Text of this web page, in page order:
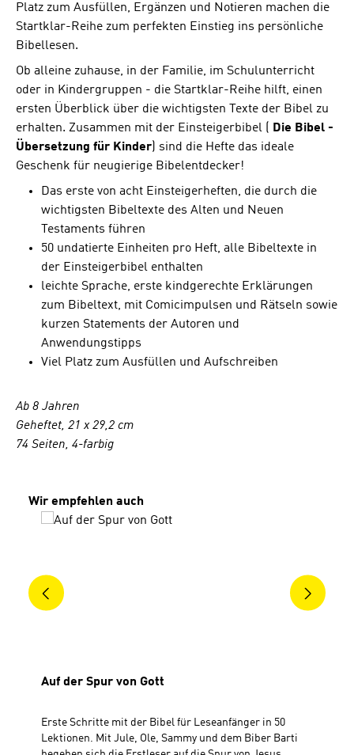
Platz zum Ausfüllen, Ergänzen und Notieren machen die
Startklar-Reihe zum perfekten Einstieg ins persönliche
Bibellesen.
Ob alleine zuhause, in der Familie, im Schulunterricht
oder in Kindergruppen - die Startklar-Reihe hilft, einen
ersten Überblick über die wichtigsten Texte der Bibel zu
erhalten. Zusammen mit der Einsteigerbibel (
Die Bibel -
Übersetzung für Kinder ) sind die Hefte das ideale
Geschenk für neugierige Bibelentdecker!
Das erste von acht Einsteigerheften, die durch die
wichtigsten Bibeltexte des Alten und Neuen
Testaments führen
50 undatierte Einheiten pro Heft, alle Bibeltexte in
der Einsteigerbibel enthalten
leichte Sprache, erste kindgerechte Erklärungen
zum Bibeltext, mit Comicimpulsen und Rätseln sowie
kurzen Statements der Autoren und
Anwendungstipps
Viel Platz zum Ausfüllen und Aufschreiben
Ab 8 Jahren
Geheftet, 21 x 29,2 cm
74 Seiten, 4-farbig
Produktgalerie überspringen
Wir empfehlen auch
Auf der Spur von Gott
Erste Schritte mit der Bibel für Leseanfänger in 50
Lektionen. Mit Jule, Ole, Sammy und dem Biber Barti